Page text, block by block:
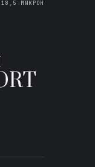
18,5 МИКРОН